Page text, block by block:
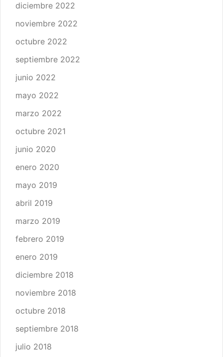
diciembre 2022
noviembre 2022
octubre 2022
septiembre 2022
junio 2022
mayo 2022
marzo 2022
octubre 2021
junio 2020
enero 2020
mayo 2019
abril 2019
marzo 2019
febrero 2019
enero 2019
diciembre 2018
noviembre 2018
octubre 2018
septiembre 2018
julio 2018